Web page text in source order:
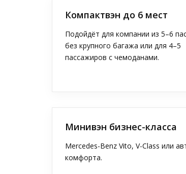
Компактвэн до 6 мест
Подойдёт для компании из 5–6
без крупного багажа или для 4–5
пассажиров с чемоданами.
Минивэн бизнес-класса
Mercedes-Benz Vito, V-Class или
комфорта.